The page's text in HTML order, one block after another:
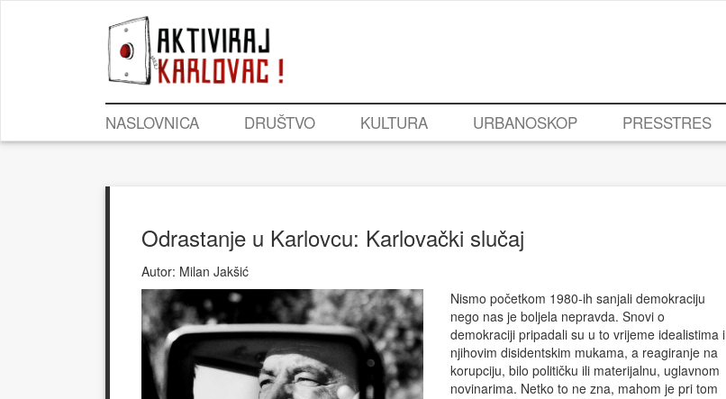
NASLOVNICA DRUŠTVO KULTURA URBANOSKOP PRESSTRES
Odrastanje u Karlovcu: Karlovački slučaj
Autor: Milan Jakšić
Nismo početkom 1980-ih sanjali demokraciju
nego nas je boljela nepravda. Snovi o
demokraciji pripadali su u to vrijeme idealistima i
njihovim disidentskim mukama, a reagiranje na
korupciju, bilo političku ili materijalnu, uglavnom
novinarima. Netko to ne zna, mahom je pri tom